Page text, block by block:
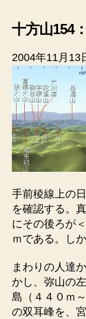
十方山154
2004年11月13
手前稜線上の
を確認する。
にその後ろが
ｍである。し
まわりの人達
かし、弥山の
島（４４０ｍ
の双耳峰を、